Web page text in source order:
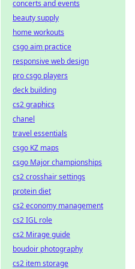
concerts and events
beauty supply
home workouts
csgo aim practice
responsive web design
pro csgo players
deck building
cs2 graphics
chanel
travel essentials
csgo KZ maps
csgo Major championships
cs2 crosshair settings
protein diet
cs2 economy management
cs2 IGL role
cs2 Mirage guide
boudoir photography
cs2 item storage